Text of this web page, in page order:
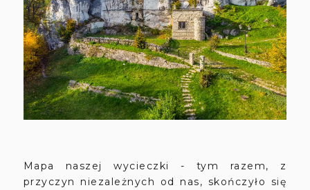
Mapa naszej wycieczki - tym razem, z
przyczyn niezależnych od nas, skończyło się